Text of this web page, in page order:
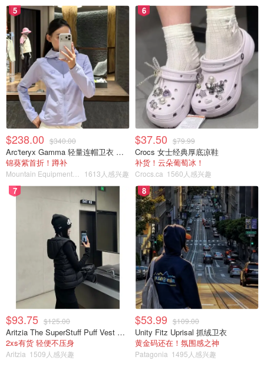
表现优异。高品质的光学元件和多层镀膜技术保证了镜头能
够捕捉细节丰富、色彩鲜艳的照片。
机械结构：Voigtländer镜头以其坚固、耐用的全金属机械结
构著称。这种设计确保了镜头在长时间使用后仍能保持稳定
的性能。
手动对焦：许多Voigtländer镜头采用手动对焦设计，这对于
喜欢手动对焦的摄影师来说是一个很大的吸引力。手动对焦
可以让摄影师更好地控制焦点，实现精确的构图。
口径兼容性：Voigtländer镜头有多种口径可供选择，包括
Leica M、Sony E、Nikon F和富士X等。这使得Voigtländer
镜头可以在多种相机系统上使用。
价格：虽然Voigtländer镜头的价格相对较高，但与其出色的
性能和耐用性相比，这些镜头仍被认为具有较高的性价比。
总之，Voigtländer镜头在摄影界享有很高的声誉，其高品质
的光学性能和精湛的制造工艺使其成为了许多专业摄影师和
摄影爱好者的理想选择。
5
$238.00 $340.00
Arc'teryx Gamma 轻量连帽卫衣 女款
锦葵紫首折！蹲补
1613人感兴趣
6
$37.50 $79.99
Crocs 女士经典厚底凉鞋
补货！云朵葡萄冰！
Crocs.ca 1560人感兴趣
7
$93.75 $125.00
Aritzia The SuperStuff Puff Vest 轻盈亮面马甲
2xs有货 轻便不压身
Aritzia 1509人感兴趣
8
$53.99 $109.00
Unity Fitz Uprisal 抓绒卫衣
黄金码还在！氛围感之神
Patagonia 1495人感兴趣